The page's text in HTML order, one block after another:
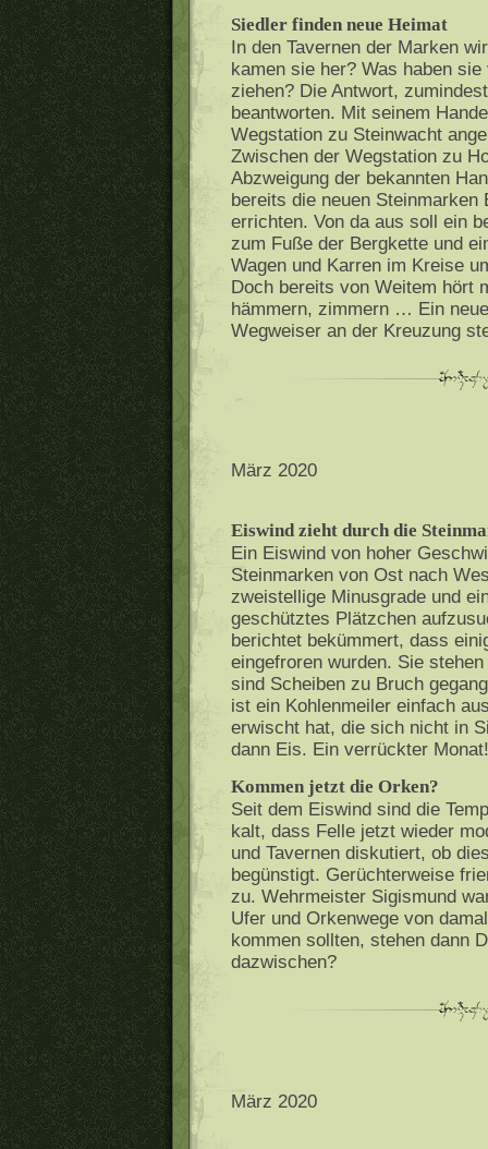
Siedler finden neue Heimat
In den Tavernen der Marken
kamen sie her? Was haben
ziehen? Die Antwort,
beantworten. Mit seinem
Wegstation zu Steinwacht
Zwischen der Wegstation zu
Abzweigung der bekannten
bereits die neuen Steinmarken
errichten. Von da aus soll ein
zum Fuße der Bergkette und
Wagen und Karren im Kreise
Doch bereits von Weitem hört
hämmern, zimmern … Ein
Wegweiser an der Kreuzung
März 2020
Eiswind zieht durch die
Ein Eiswind von hoher
Steinmarken von Ost nach
zweistellige Minusgrade und
geschütztes Plätzchen
berichtet bekümmert, dass
eingefroren wurden. Sie
sind Scheiben zu Bruch
ist ein Kohlenmeiler einfach
erwischt hat, die sich nicht in
dann Eis. Ein verrückter Monat!
Kommen jetzt die Orken?
Seit dem Eiswind sind die
kalt, dass Felle jetzt wieder
und Tavernen diskutiert, ob
begünstigt. Gerüchterweise
zu. Wehrmeister Sigismund
Ufer und Orkenwege von
kommen sollten, stehen dann
dazwischen?
März 2020